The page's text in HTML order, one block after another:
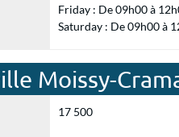
Friday : De 09h00 à
Saturday : De 09h00 à
Moissy-
17 500